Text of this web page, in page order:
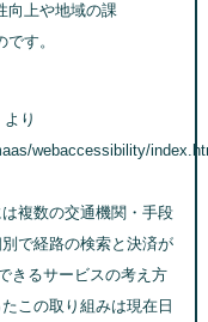
向上や地域の課
す。
り
webaccessibility/
複数の交通機関・手段
で経路の検索と決済が
きるサービスの考え方
この取り組みは現在日